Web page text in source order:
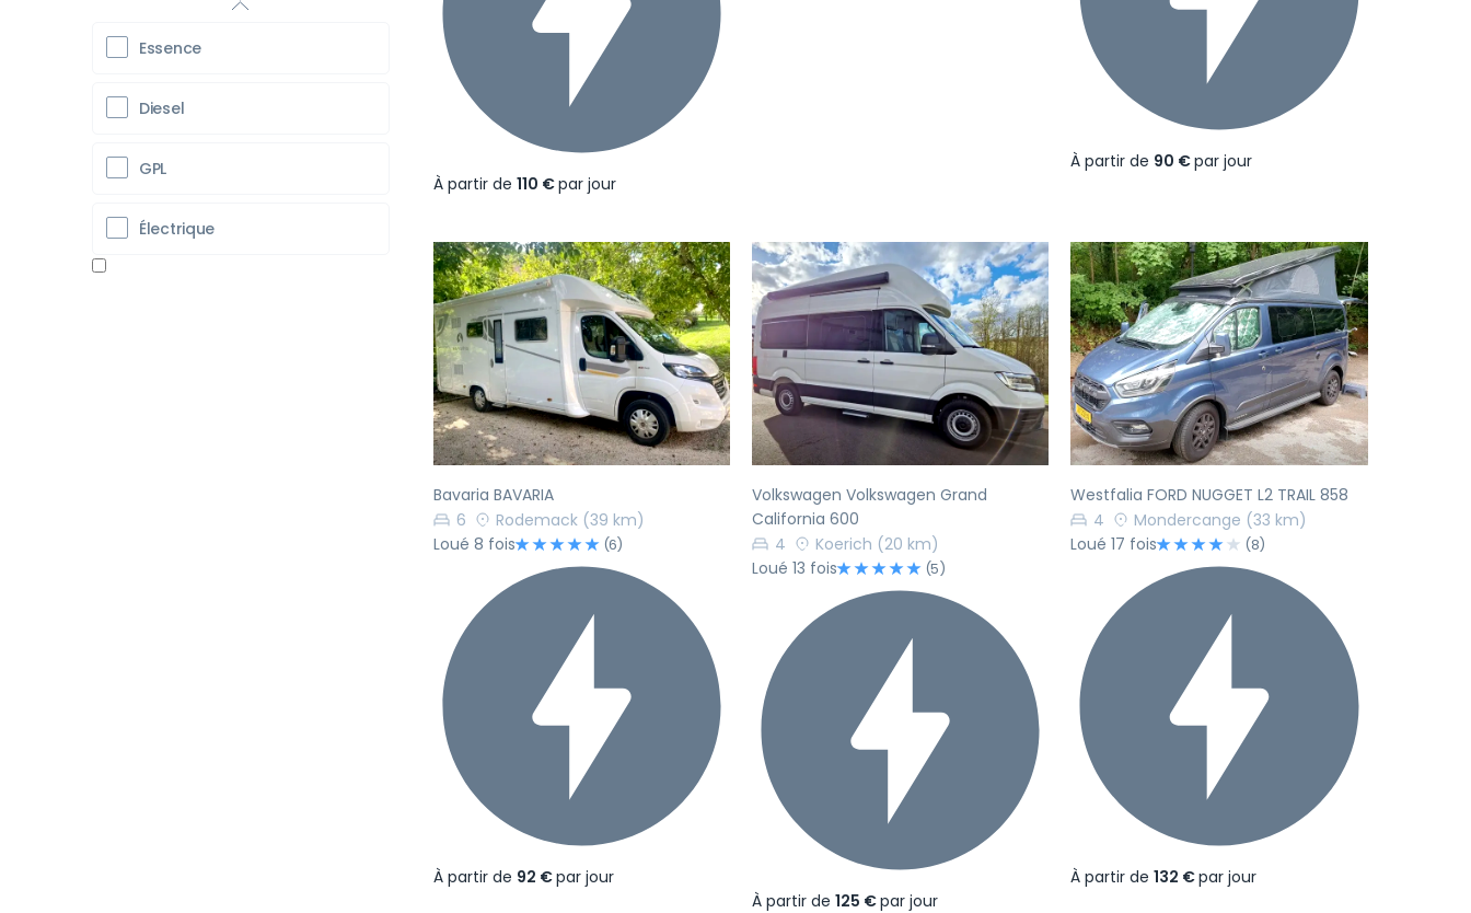
À partir de 110 €par jour
À partir de 90 €par jour
Précédent Suivant
Bavaria BAVARIA
6
Rodemack (39 km)
Loué 8 fois
(6)
À partir de 92 €par jour
Précédent Suivant
Volkswagen Volkswagen Grand
California 600
4
Koerich (20 km)
Loué 13 fois
(5)
À partir de 125 €par jour
Précédent Suivant
Westfalia FORD NUGGET L2 TRAIL 858
4
Mondercange (33 km)
Loué 17 fois
(8)
À partir de132 €par jour
Essence
Diesel
GPL
Électrique